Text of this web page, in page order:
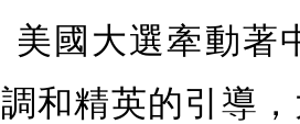
美國大選牽動著
調和精英的引導